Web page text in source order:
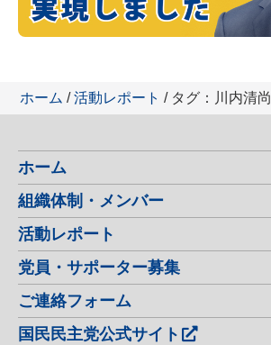
ホーム /活動レポート / タグ：川内清尚
ホーム
組織体制・メンバー
活動レポート
党員・サポーター募集
ご連絡フォーム
国民民主党公式サイト